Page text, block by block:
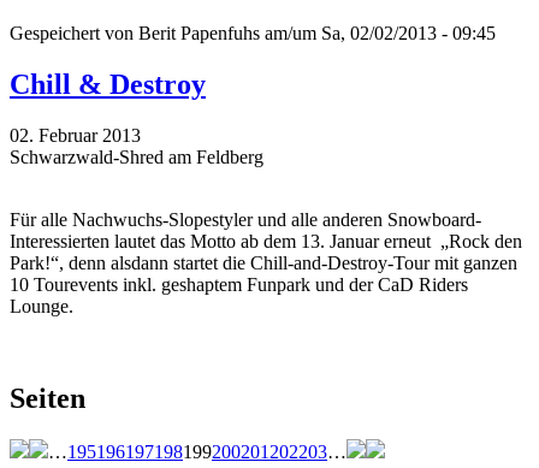
Gespeichert von Berit Papenfuhs am/um Sa, 02/02/2013 - 09:45
Chill & Destroy
02. Februar 2013
Schwarzwald-Shred am Feldberg
Für alle Nachwuchs-Slopestyler und alle anderen Snowboard-
Interessierten lautet das Motto ab dem 13. Januar erneut „Rock den
Park!“, denn alsdann startet die Chill-and-Destroy-Tour mit ganzen
10 Tourevents inkl. geshaptem Funpark und der CaD Riders
Lounge.
Seiten
…195196197198199200201 202203…